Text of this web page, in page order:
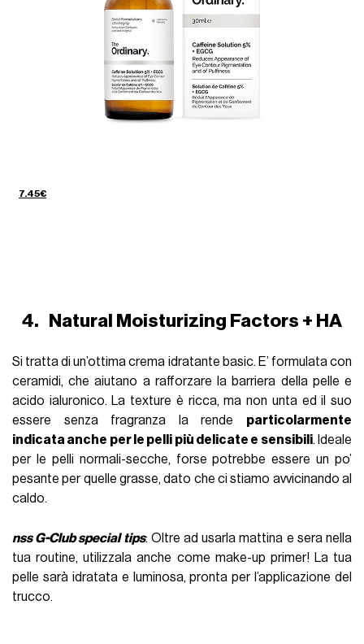
7.45€
4. Natural Moisturizing Factors + HA
Si tratta di un’ottima crema idratante basic. E’ formulata con
ceramidi, che aiutano a rafforzare la barriera della pelle e
acido ialuronico. La texture è ricca, ma non unta ed il suo
essere senza fragranza la rende particolarmente
indicata anche per le pelli più delicate e sensibili. Ideale
per le pelli normali-secche, forse potrebbe essere un po’
pesante per quelle grasse, dato che ci stiamo avvicinando al
caldo.
nss G-Club special tips: Oltre ad usarla mattina e sera nella
tua routine, utilizzala anche come make-up primer! La tua
pelle sarà idratata e luminosa, pronta per l’applicazione del
trucco.